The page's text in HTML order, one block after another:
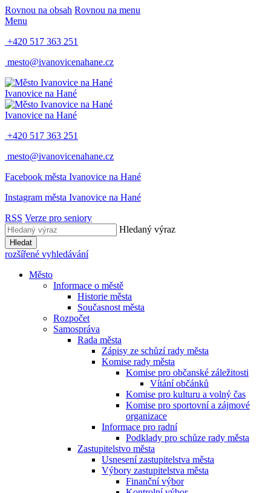
Rovnou na obsah Rovnou na menu
Menu
+420 517 363 251
mesto@ivanovicenahane.cz
Ivanovice na Hané
Ivanovice na Hané
+420 517 363 251
mesto@ivanovicenahane.cz
Facebook města Ivanovice na Hané
Instagram města Ivanovice na Hané
RSS Verze pro seniory
Hledaný výraz
Hledat
rozšířené vyhledávání
Město
Informace o městě
Historie města
Současnost města
Rozpočet
Samospráva
Rada města
Zápisy ze schůzí rady města
Komise rady města
Komise pro občanské záležitosti
Vítání občánků
Komise pro kulturu a volný čas
Komise pro sportovní a zájmové
organizace
Informace pro radní
Podklady pro schůze rady města
Zastupitelstvo města
Usnesení zastupitelstva města
Výbory zastupitelstva města
Finanční výbor